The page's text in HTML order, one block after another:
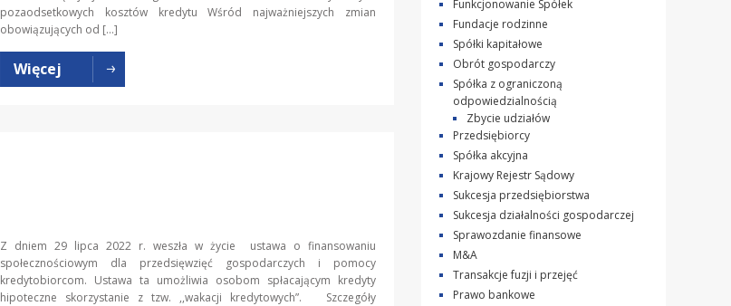
pozaodsetkowych kosztów kredytu Wśród najważniejszych zmian
obowiązujących od […]
Więcej
Z dniem 29 lipca 2022 r. weszła w życie ustawa o finansowaniu
społecznościowym dla przedsięwzięć gospodarczych i pomocy
kredytobiorcom. Ustawa ta umożliwia osobom spłacającym kredyty
hipoteczne skorzystanie z tzw. ,,wakacji kredytowych”. Szczegóły
Funkcjonowanie Spółek
Fundacje rodzinne
Spółki kapitałowe
Obrót gospodarczy
Spółka z ograniczoną
odpowiedzialnością
Zbycie udziałów
Przedsiębiorcy
Spółka akcyjna
Krajowy Rejestr Sądowy
Sukcesja przedsiębiorstwa
Sukcesja działalności gospodarczej
Sprawozdanie finansowe
M&A
Transakcje fuzji i przejęć
Prawo bankowe